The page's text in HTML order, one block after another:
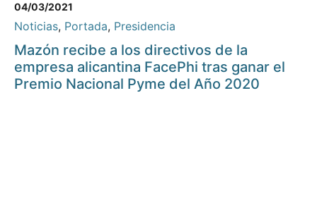
04/03/2021
Noticias, Portada, Presidencia
Mazón recibe a los directivos de la
empresa alicantina FacePhi tras ganar el
Premio Nacional Pyme del Año 2020